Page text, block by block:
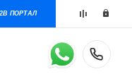
ПОРТАЛ